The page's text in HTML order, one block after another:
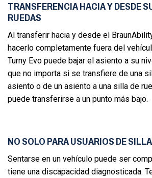
TRANSFERENCIA HACIA Y DESDE
RUEDAS
Al transferir hacia y desde el
hacerlo completamente fuera del
Turny Evo puede bajar el asiento a su
que no importa si se transfiere de una
asiento o de un asiento a una silla de
puede transferirse a un punto más bajo.
NO SOLO PARA USUARIOS DE
Sentarse en un vehículo puede ser
tiene una discapacidad diagnosticada.